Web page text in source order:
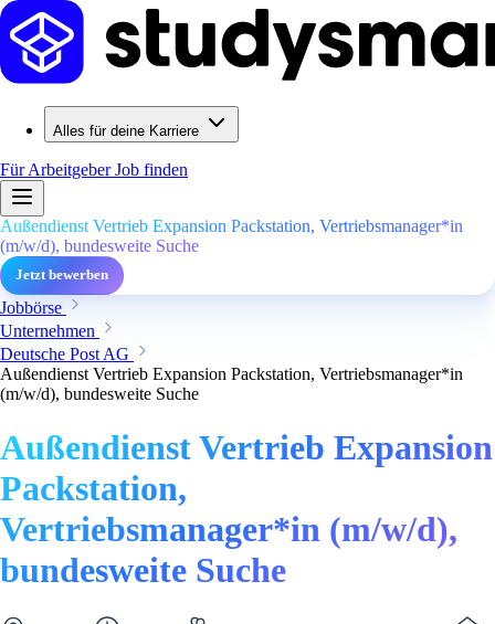
Alles für deine Karriere
Für ArbeitgeberJob finden
Außendienst Vertrieb Expansion Packstation, Vertriebsmanager*in
(m/w/d), bundesweite Suche
Jetzt bewerben
Jobbörse
Unternehmen
Deutsche Post AG
Außendienst Vertrieb Expansion Packstation, Vertriebsmanager*in
(m/w/d), bundesweite Suche
Außendienst Vertrieb Expansion
Packstation,
Vertriebsmanager*in (m/w/d),
bundesweite Suche